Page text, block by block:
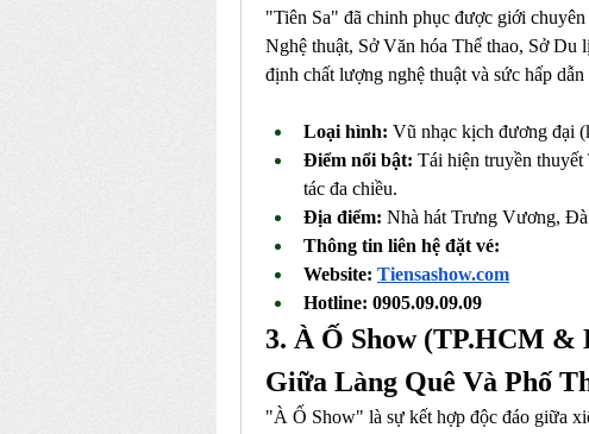
"Tiên Sa" đã chinh phục được giới
Nghệ thuật, Sở Văn hóa Thể thao, Sở
định chất lượng nghệ thuật và sức hấp
Loại hình: Vũ nhạc kịch đương đại
Điểm nổi bật: Tái hiện truyền thuyết
tác đa chiều.
Địa điểm: Nhà hát Trưng Vương,
Thông tin liên hệ đặt vé:
Website: Tiensashow.com
Hotline: 0905.09.09.09
3. À Ố Show (TP.HCM &
Giữa Làng Quê Và Phố
"À Ố Show" là sự kết hợp độc đáo giữa